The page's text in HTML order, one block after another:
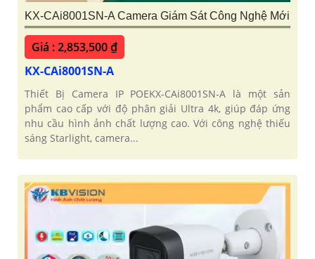
KX-CAi8001SN-A Camera Giám Sát Công Nghệ Mới
Giá : 2,853,500 ₫
KX-CAi8001SN-A
Thiết Bị Camera IP POEKX-CAi8001SN-A là một sản
phẩm cao cấp với độ phân giải Ultra 4k, giúp đáp ứng
nhu cầu hình ảnh chất lượng cao. Với công nghệ thiếu
sáng Starlight, camera...